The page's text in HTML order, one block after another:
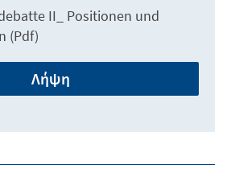
II_ Positionen und
(Pdf)
Λήψη